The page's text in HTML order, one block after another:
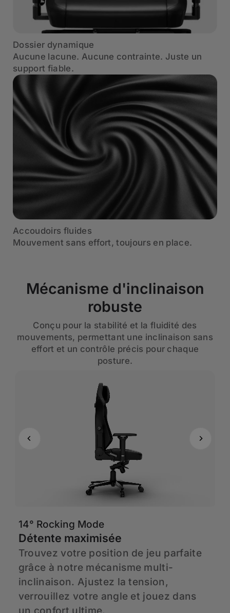
Dossier dynamique
Aucune lacune. Aucune contrainte. Juste un
support fiable.
Accoudoirs fluides
Mouvement sans effort, toujours en place.
Mécanisme d'inclinaison
robuste
Conçu pour la stabilité et la fluidité des
mouvements, permettant une inclinaison sans
effort et un contrôle précis pour chaque
posture.
14° Rocking Mode
Détente maximisée
Trouvez votre position de jeu parfaite
grâce à notre mécanisme multi-
inclinaison. Ajustez la tension,
verrouillez votre angle et jouez dans
un confort ultime.